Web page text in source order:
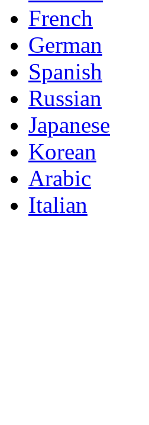
French
German
Spanish
Russian
Japanese
Korean
Arabic
Italian